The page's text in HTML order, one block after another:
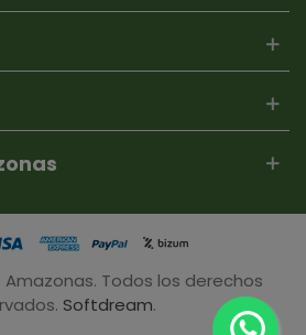
Amazonas. Todos los derechos
Softdream.